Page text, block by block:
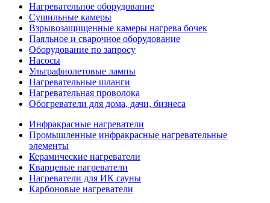
Нагревательное оборудование
Сушильные камеры
Взрывозащищенные камеры нагрева бочек
Паяльное и сварочное оборудование
Оборудование по запросу
Насосы
Ультрафиолетовые лампы
Нагревательные шланги
Нагревательная проволока
Обогреватели для дома, дачи, бизнеса
Инфракрасные нагреватели
Промышленные инфракрасные нагревательные
элементы
Керамические нагреватели
Кварцевые нагреватели
Нагреватели для ИК сауны
Карбоновые нагреватели